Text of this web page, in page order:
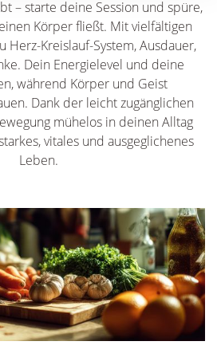
– starte deine Session und spüre,
Körper fließt. Mit vielfältigen
Herz-Kreislauf-System, Ausdauer,
Dein Energielevel und deine
während Körper und Geist
Dank der leicht zugänglichen
mühelos in deinen Alltag
vitales und ausgeglichenes
Leben.